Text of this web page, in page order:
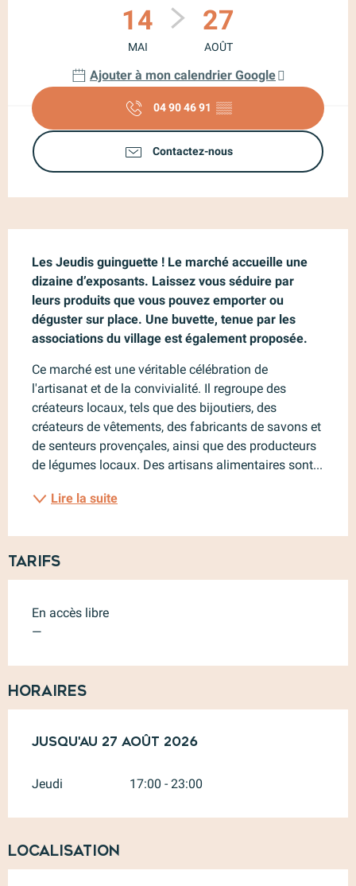
14
MAI
27
AOÛT
Ajouter à mon calendrier Google
04 90 46 91 ▒▒
Contactez-nous
Les Jeudis guinguette ! Le marché accueille une
dizaine d’exposants. Laissez vous séduire par
leurs produits que vous pouvez emporter ou
déguster sur place. Une buvette, tenue par les
associations du village est également proposée.
Ce marché est une véritable célébration de
l'artisanat et de la convivialité. Il regroupe des
créateurs locaux, tels que des bijoutiers, des
créateurs de vêtements, des fabricants de savons et
de senteurs provençales, ainsi que des producteurs
de légumes locaux. Des artisans alimentaires sont...
Lire la suite
Tarifs
En accès libre
—
Horaires
Du14 mai 2026au 27 août 2026
Jusqu'au 27 août 2026
Jeudi 17:00 - 23:00
Localisation